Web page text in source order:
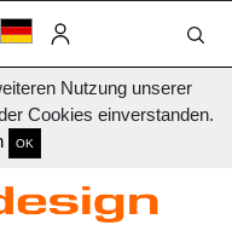
Nutzung unserer
Cookies einverstanden.
OK